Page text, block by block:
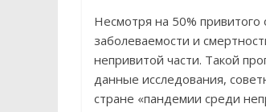
Несмотря на 50%
заболеваемости и
непривитой части. Такой
данные исследования,
стране «пандемии среди